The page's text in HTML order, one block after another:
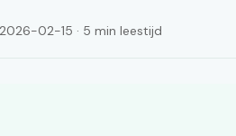
02-15 · 5 min leestijd